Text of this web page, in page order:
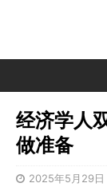
经济学人
做准备
2025年5月29日